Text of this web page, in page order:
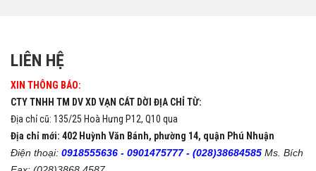
LIÊN HỆ
XIN THÔNG BÁO:
CTY TNHH TM DV XD VẠN CÁT DỜI ĐỊA CHỈ TỪ:
Địa chỉ cũ: 135/25 Hoà Hưng P12, Q10 qua
Địa chỉ mới: 402 Huỳnh Văn Bánh, phường 14, quận Phú Nhuận
Điện thoại: 0918555636 - 0901475777 - (028)38684585 Ms. Bích